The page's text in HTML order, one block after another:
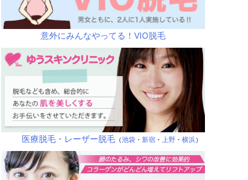
意外にみんなやってる！VIO脱毛
医療脱毛・レーザー脱毛（池袋・ 新宿・ 上野・ 横浜）